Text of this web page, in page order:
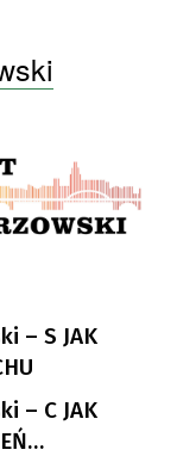
– S JAK
– C JAK